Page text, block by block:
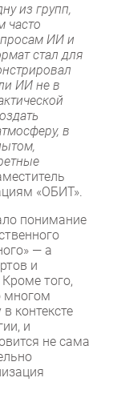
из групп,
часто
ИИ и
стал для
ИИ не в
в
«ОБИТ».
понимание
— а
и
того,
многом
контексте
и
не сама